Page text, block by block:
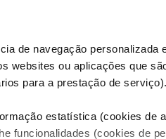
de navegação personalizada
websites ou aplicações que
para a prestação de serviço).
estatística (cookies de
funcionalidades (cookies de
Accessibility statement